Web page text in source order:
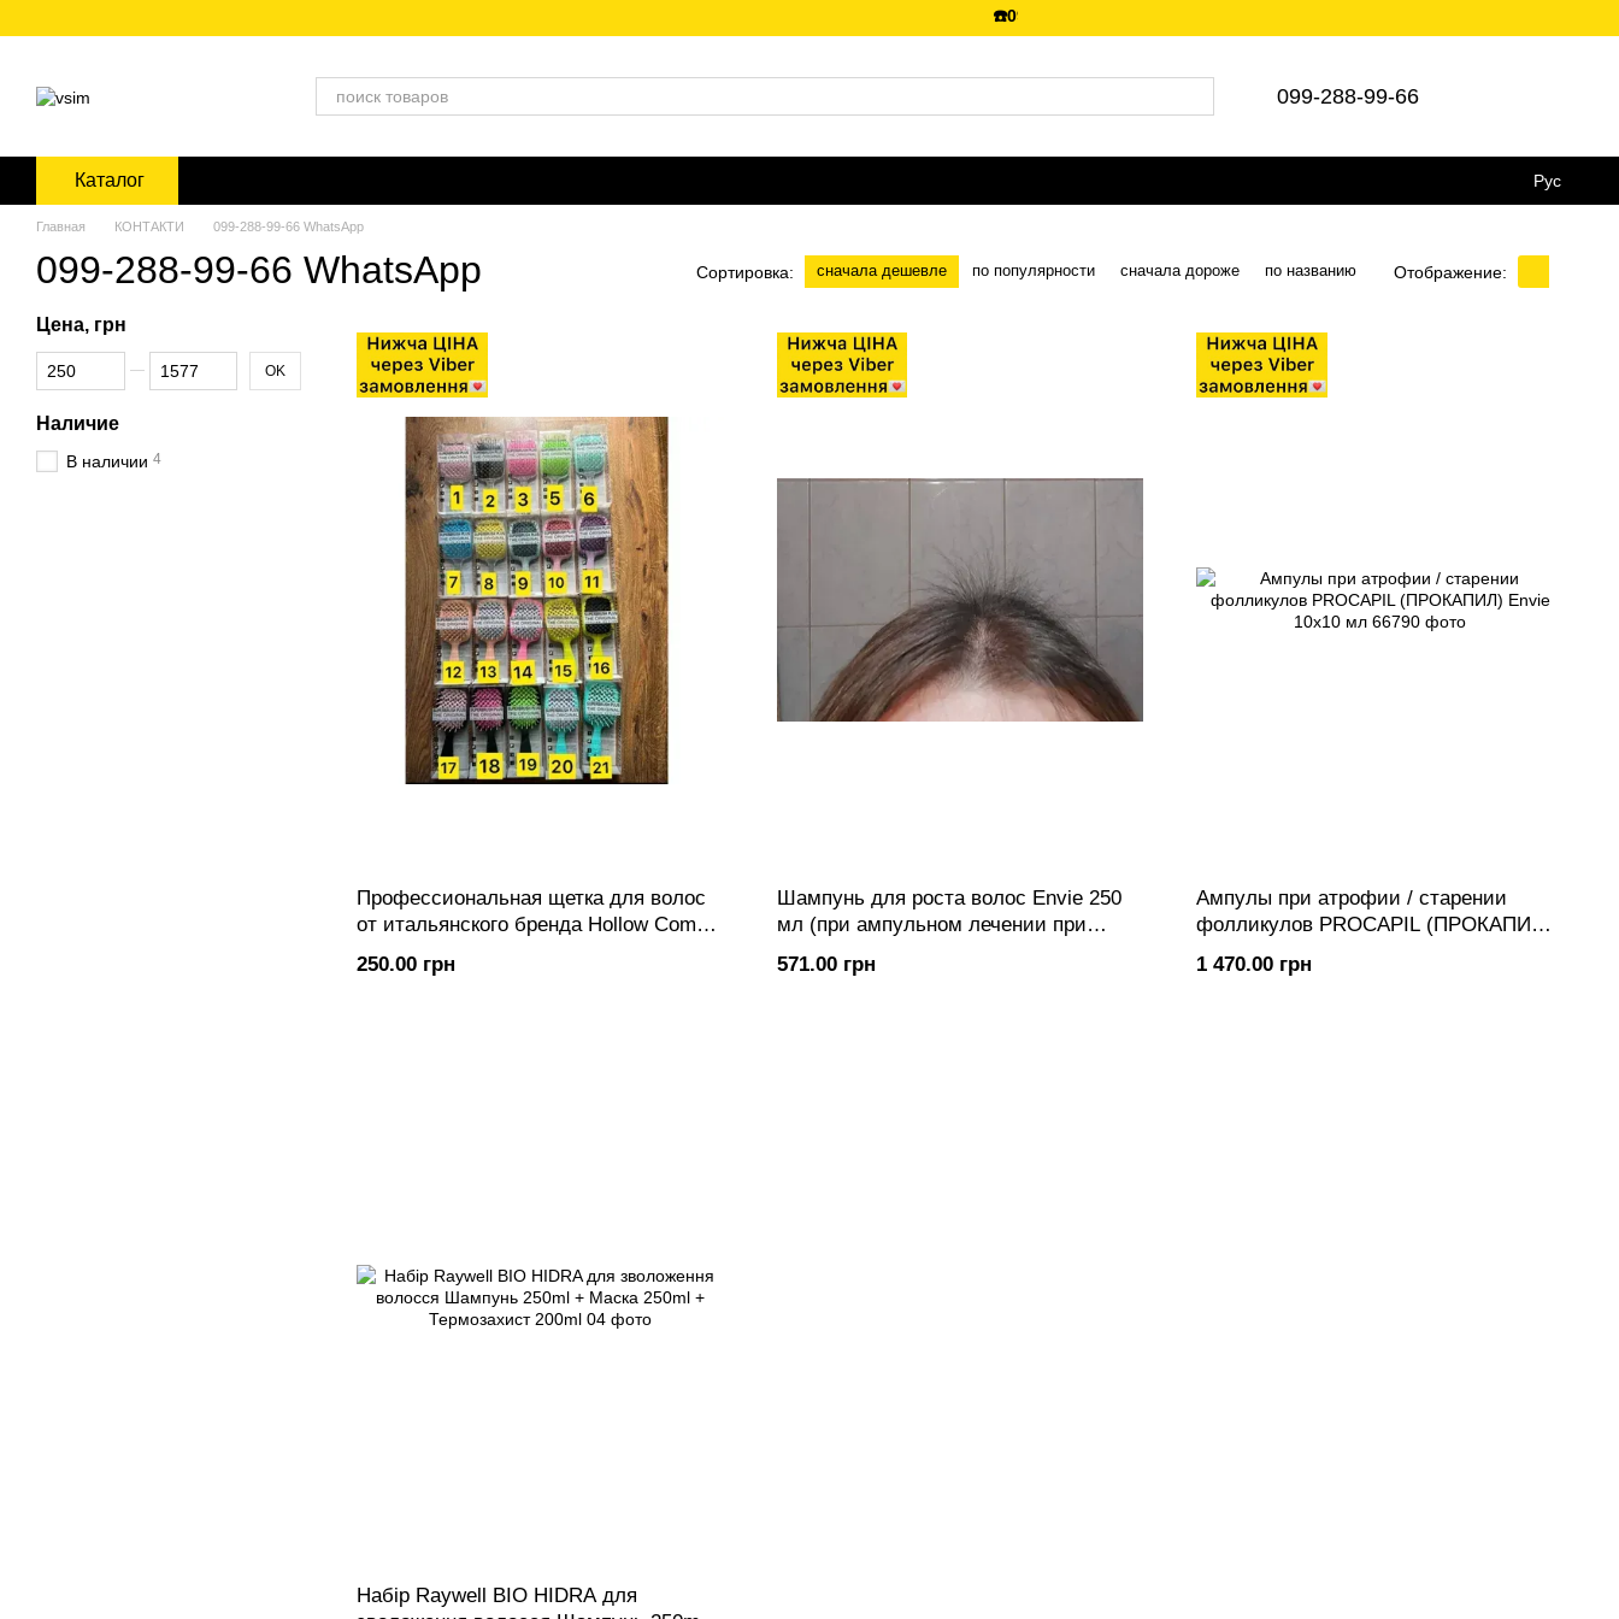
☎️099-288-99-66 💵Є післяплата 🚛Укр/Нова пошта
099-288-99-66
Каталог Рус
Главная КОНТАКТИ 099-288-99-66 WhatsApp
099-288-99-66 WhatsApp Сортировка: сначала дешевле по популярности сначала дороже по названию Отображение:
Профессиональная щетка для волос
от итальянского бренда Hollow Comb
(аналог Janeke)
250.00 грн
Шампунь для роста волос Envie 250
мл (при ампульном лечении при
атрофии/старении фолликулов
PROCAPIL)
571.00 грн
Ампулы при атрофии / старении
фолликулов PROCAPIL (ПРОКАПИЛ)
Envie 10х10 мл
1 470.00 грн
Набір Raywell BIO HIDRA для
Цена, грн
От Цена, грн
До Цена, грн OK
Наличие
В наличии 4